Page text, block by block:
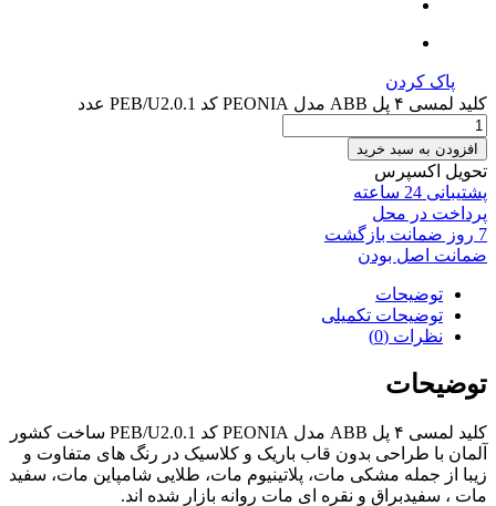
پاک کردن
کلید لمسی ۴ پل ABB مدل PEONIA کد PEB/U2.0.1 عدد
افزودن به سبد خرید
تحویل اکسپرس
پشتیبانی 24 ساعته
پرداخت در محل
7 روز ضمانت بازگشت
ضمانت اصل بودن
توضیحات
توضیحات تکمیلی
نظرات (0)
توضیحات
کلید لمسی ۴ پل ABB مدل PEONIA کد PEB/U2.0.1 ساخت کشور
آلمان با طراحی بدون قاب باریک و کلاسیک در رنگ های متفاوت و
زیبا از جمله مشکی مات، پلاتینیوم مات، طلایی شامپاین مات، سفید
مات ، سفیدبراق و نقره ای مات روانه بازار شده اند.